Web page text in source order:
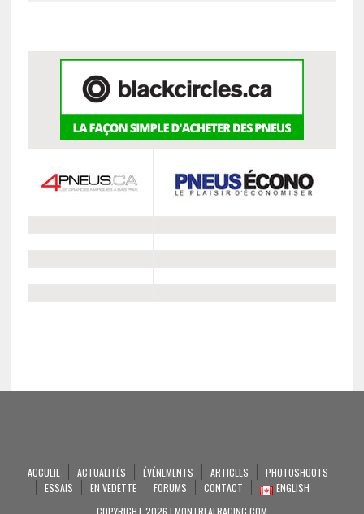
ACCUEIL ACTUALITÉS ÉVÉNEMENTS ARTICLES
PHOTOSHOOTS
ESSAIS
EN VEDETTE FORUMS CONTACT
ENGLISH
COPYRIGHT 2026 | MONTREALRACING.COM